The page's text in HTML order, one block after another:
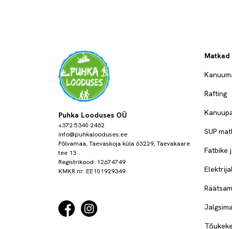
Puhka Looduses OÜ
+372 5340 2462
info@puhkalooduses.ee
Põlvamaa, Taevaskoja küla 63229, Taevakaare
tee 13
Registrikood: 12674749
KMKR nr: EE101929349
Matkad
Rafting
SUP
Fatbike